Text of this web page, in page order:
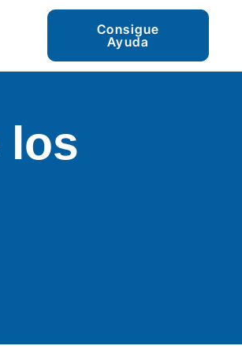
Consigue
Ayuda
los